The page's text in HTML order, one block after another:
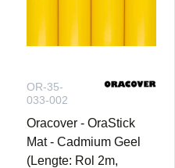
OR-35-
033-002
Oracover - OraStick
Mat - Cadmium Geel
(Lengte: Rol 2m,